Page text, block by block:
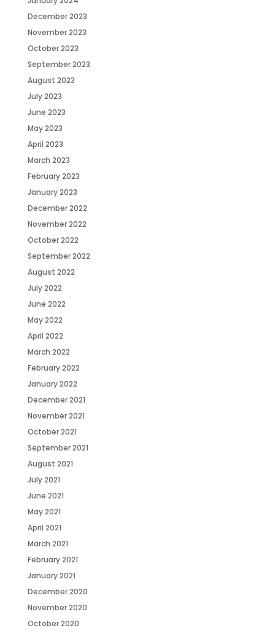
December 2023
November 2023
October 2023
September 2023
August 2023
July 2023
June 2023
May 2023
April 2023
March 2023
February 2023
January 2023
December 2022
November 2022
October 2022
September 2022
August 2022
July 2022
June 2022
May 2022
April 2022
March 2022
February 2022
January 2022
December 2021
November 2021
October 2021
September 2021
August 2021
July 2021
June 2021
May 2021
April 2021
March 2021
February 2021
January 2021
December 2020
November 2020
October 2020